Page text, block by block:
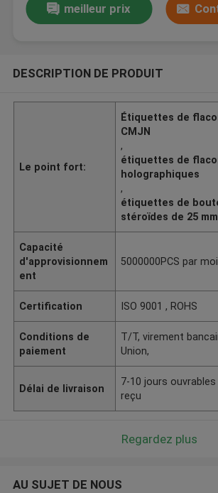
meilleur prix
DESCRIPTION DE PRODUIT
Le point fort:
Étiquettes de
CMJN
,
étiquettes de
holographiques
,
étiquettes de
stéroïdes de 25
Capacité
d'approvisionnem
ent
5000000PCS par
Certification ISO 9001 , ROHS
Conditions de
paiement
T/T, virement
Union,
Délai de livraison
7-10 jours
reçu
Regardez plus
AU SUJET DE NOUS